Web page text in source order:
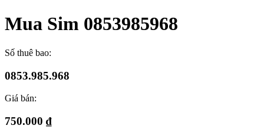
Mua Sim 0853985968
Số thuê bao:
0853.985.968
Giá bán:
750.000 ₫